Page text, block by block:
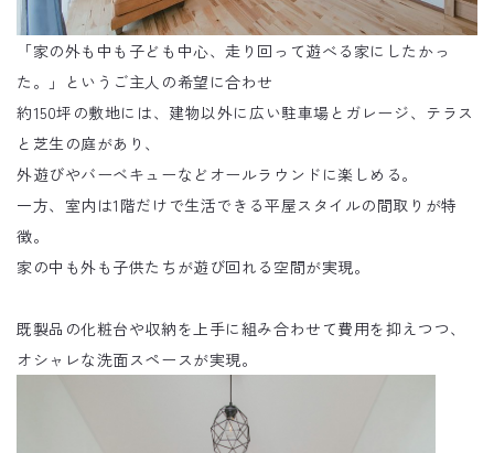
「家の外も中も子ども中心、走り回って遊べる家にしたかっ
た。」というご主人の希望に合わせ
約150坪の敷地には、建物以外に広い駐車場とガレージ、テラス
と芝生の庭があり、
外遊びやバーベキューなどオールラウンドに楽しめる。
一方、室内は1階だけで生活できる平屋スタイルの間取りが特
徴。
家の中も外も子供たちが遊び回れる空間が実現。
既製品の化粧台や収納を上手に組み合わせて費用を抑えつつ、
オシャレな洗面スペースが実現。